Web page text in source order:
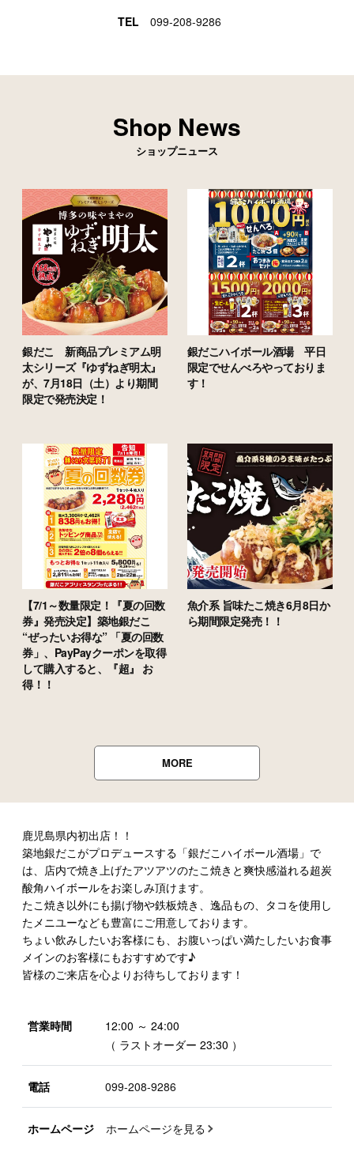
TEL 099-208-9286
Shop News
ショップニュース
銀だこ 新商品プレミアム明
太シリーズ『ゆずねぎ明太』
が、7月18日（土）より期間
限定で発売決定！
銀だこハイボール酒場 平日
限定でせんべろやっておりま
す！
【7/1～数量限定！『夏の回数
券』発売決定】築地銀だこ
“ぜったいお得な” 「夏の回数
券」、PayPayクーポンを取得
して購入すると、『超』 お
得！！
魚介系 旨味たこ焼き6月8日か
ら期間限定発売！！
MORE
鹿児島県内初出店！！
築地銀だこがプロデュースする「銀だこハイボール酒場」で
は、店内で焼き上げたアツアツのたこ焼きと爽快感溢れる超炭
酸角ハイボールをお楽しみ頂けます。
たこ焼き以外にも揚げ物や鉄板焼き、逸品もの、タコを使用し
たメニユーなども豊富にご用意しております。
ちょい飲みしたいお客様にも、お腹いっぱい満たしたいお食事
メインのお客様にもおすすめです♪
皆様のご来店を心よりお待ちしております！
営業時間
12:00 ～ 24:00
（ ラストオーダー 23:30 ）
電話 099-208-9286
ホームページ ホームページを見る